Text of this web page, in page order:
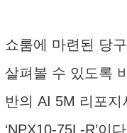
쇼룸에 마련된 당
살펴볼 수 있도록
반의 AI 5M 리포
‘NPX10-75L-R’이